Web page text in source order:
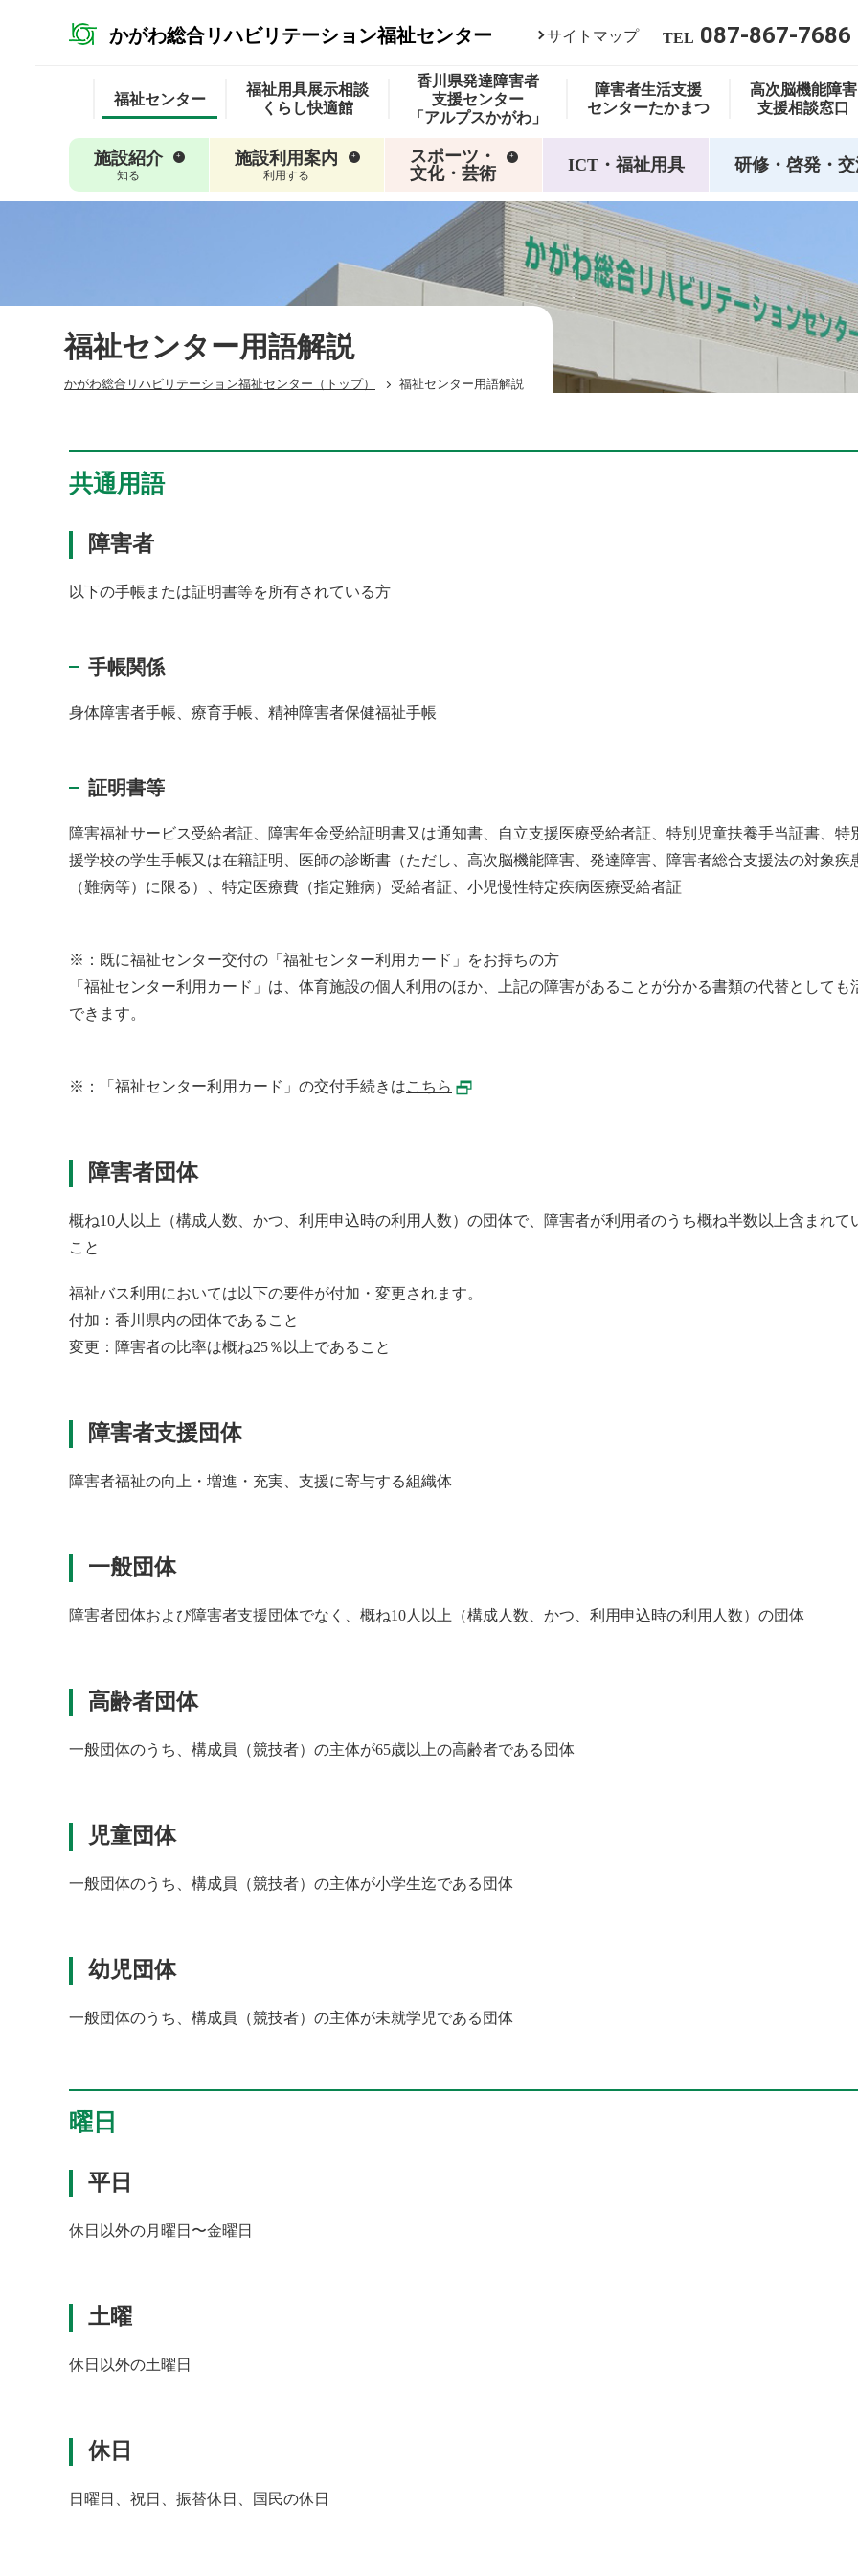
かがわ総合リハビリテーション福祉センター サイトマップ TEL 087-867-7686
福祉センター
福祉用具展示相談
くらし快適館
香川県発達障害者
支援センター
「アルプスかがわ」
障害者生活支援
センターたかまつ
高次脳機能障害
支援相談窓口
施設紹介
知る
施設利用案内
利用する
スポーツ・
文化・芸術
ICT・福祉用具 研修・啓発・
福祉センター用語解説
かがわ総合リハビリテーション福祉センター （トップ） 福祉センター用語解説
共通用語
障害者
以下の手帳または証明書等を所有されている方
手帳関係
身体障害者手帳、療育手帳、精神障害者保健福祉手帳
証明書等
障害福祉サービス受給者証、障害年金受給証明書又は通知書、自立支援医療受給者証、特別児童扶養手当証書、特
援学校の学生手帳又は在籍証明、医師の診断書（ただし、高次脳機能障害、発達障害、障害者総合支援法の対象疾
（難病等）に限る）、特定医療費（指定難病）受給者証、小児慢性特定疾病医療受給者証
※：既に福祉センター交付の「福祉センター利用カード」をお持ちの方
「福祉センター利用カード」は、体育施設の個人利用のほか、上記の障害があることが分かる書類の代替としても
できます。
※：「福祉センター利用カード」の交付手続きはこちら
障害者団体
概ね10人以上（構成人数、かつ、利用申込時の利用人数）の団体で、障害者が利用者のうち概ね半数以上含まれて
こと
福祉バス利用においては以下の要件が付加・変更されます。
付加：香川県内の団体であること
変更：障害者の比率は概ね25％以上であること
障害者支援団体
障害者福祉の向上・増進・充実、支援に寄与する組織体
一般団体
障害者団体および障害者支援団体でなく、概ね10人以上（構成人数、かつ、利用申込時の利用人数）の団体
高齢者団体
一般団体のうち、構成員（競技者）の主体が65歳以上の高齢者である団体
児童団体
一般団体のうち、構成員（競技者）の主体が小学生迄である団体
幼児団体
一般団体のうち、構成員（競技者）の主体が未就学児である団体
曜日
平日
休日以外の月曜日〜金曜日
土曜
休日以外の土曜日
休日
日曜日、祝日、振替休日、国民の休日